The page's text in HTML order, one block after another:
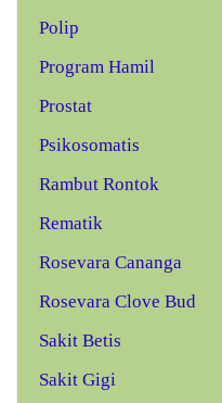
Polip
Program Hamil
Prostat
Psikosomatis
Rambut Rontok
Rematik
Rosevara Cananga
Rosevara Clove Bud
Sakit Betis
Sakit Gigi